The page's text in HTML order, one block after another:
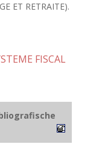
ET RETRAITE).
FISCAL